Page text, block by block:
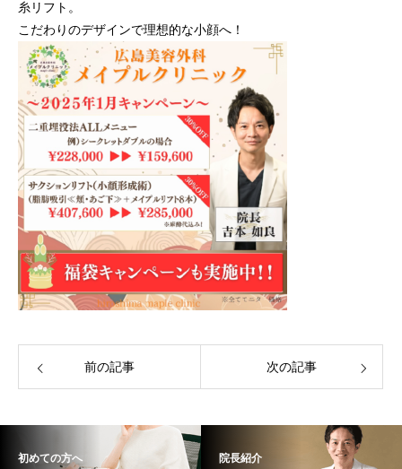
糸リフト。
こだわりのデザインで理想的な小顔へ！
前の記事 次の記事
初めての方へ 院長紹介